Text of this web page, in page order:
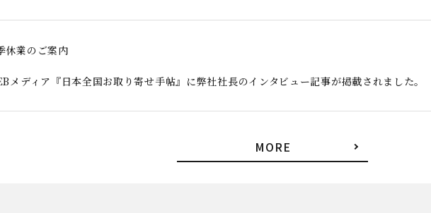
休業のご案内
メディア『日本全国お取り寄せ手帖』に弊社社長のインタビュー記事が掲載されました。
MORE